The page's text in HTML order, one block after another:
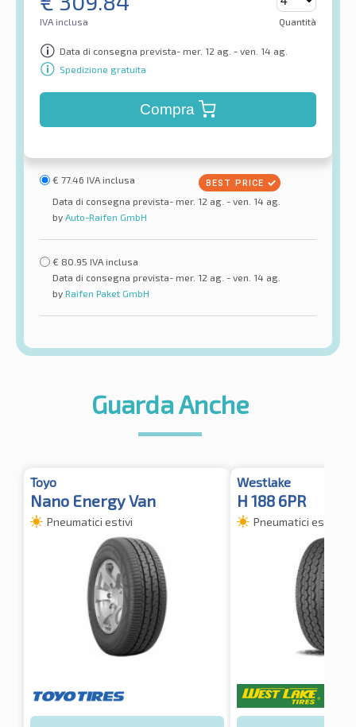
IVA inclusa Quantità
Data di consegna prevista- mer. 12 ag. - ven. 14 ag.
Spedizione gratuita
Compra
€ 77.46 IVA inclusa
Data di consegna prevista- mer. 12 ag. - ven. 14 ag.
by Auto-Raifen GmbH
€ 80.95 IVA inclusa
Data di consegna prevista- mer. 12 ag. - ven. 14 ag.
by Raifen Paket GmbH
Guarda Anche
Toyo
Nano Energy Van
Pneumatici estivi
Westlake
H 188 6PR
Pneumatici estivi